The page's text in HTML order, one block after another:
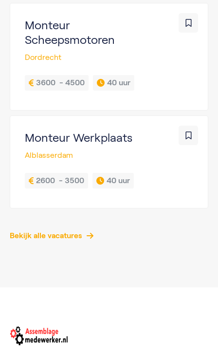
Monteur
Scheepsmotoren
Dordrecht
3600  - 4500 40 uur
Monteur Werkplaats
Alblasserdam
2600  - 3500 40 uur
Bekijk alle vacatures